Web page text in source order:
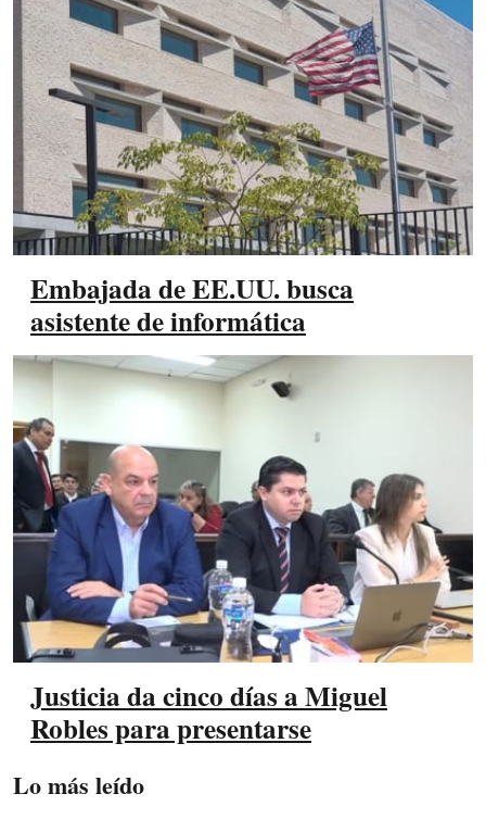
Embajada de EE.UU. busca
asistente de informática
Justicia da cinco días a Miguel
Robles para presentarse
Lo más leído